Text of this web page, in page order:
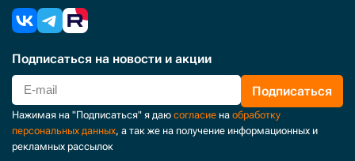
Подписаться на новости и акции
Подписаться
Нажимая на "Подписаться" я даю согласие на обработку
персональных данных, а так же на получение информационных и
рекламных рассылок